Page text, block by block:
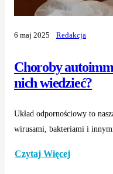
Choroby
nich wiedzieć?
6 maj 2025 Redakcja
Układ odpornościowy to
wirusami, bakteriami i
Czytaj Więcej